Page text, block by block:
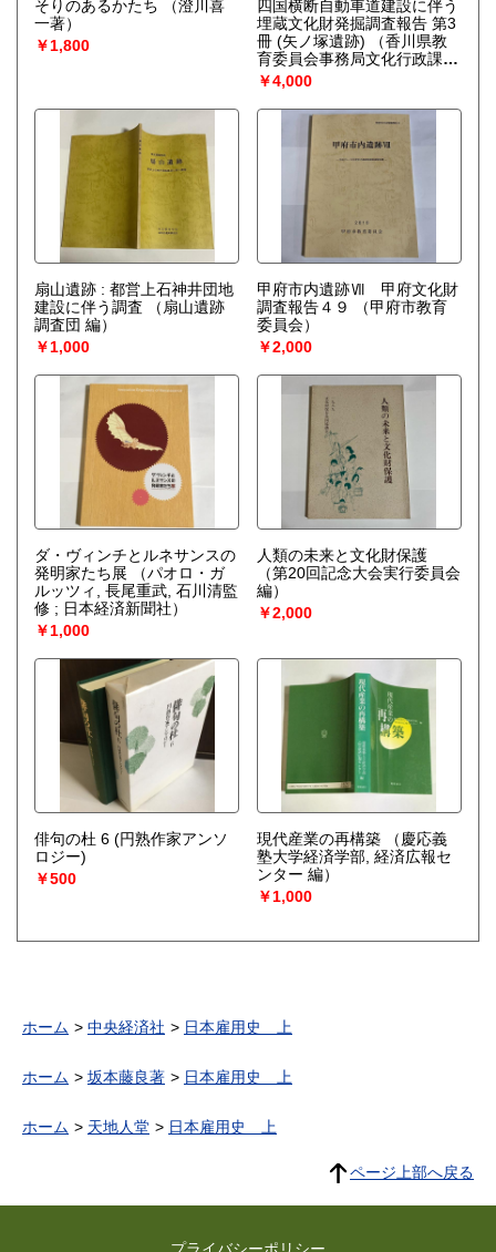
そりのあるかたち
（澄川喜
一著）
￥1,800
四国横断自動車道建設に伴う
埋蔵文化財発掘調査報告 第3
冊 (矢ノ塚遺跡)
（香川県教
育委員会事務局文化行政課
編）
￥4,000
扇山遺跡 : 都営上石神井団地
建設に伴う調査
（扇山遺跡
調査団 編）
￥1,000
甲府市内遺跡Ⅶ 甲府文化財
調査報告４９
（甲府市教育
委員会）
￥2,000
ダ・ヴィンチとルネサンスの
発明家たち展
（パオロ・ガ
ルッツィ, 長尾重武, 石川清監
修 ; 日本経済新聞社）
￥1,000
人類の未来と文化財保護
（第20回記念大会実行委員会
編）
￥2,000
俳句の杜 6 (円熟作家アンソ
ロジー)
￥500
現代産業の再構築
（慶応義
塾大学経済学部, 経済広報セ
ンター 編）
￥1,000
ホーム 中央経済社 日本雇用史 上
ホーム 坂本藤良著 日本雇用史 上
ホーム 天地人堂 日本雇用史 上
ページ上部へ戻る